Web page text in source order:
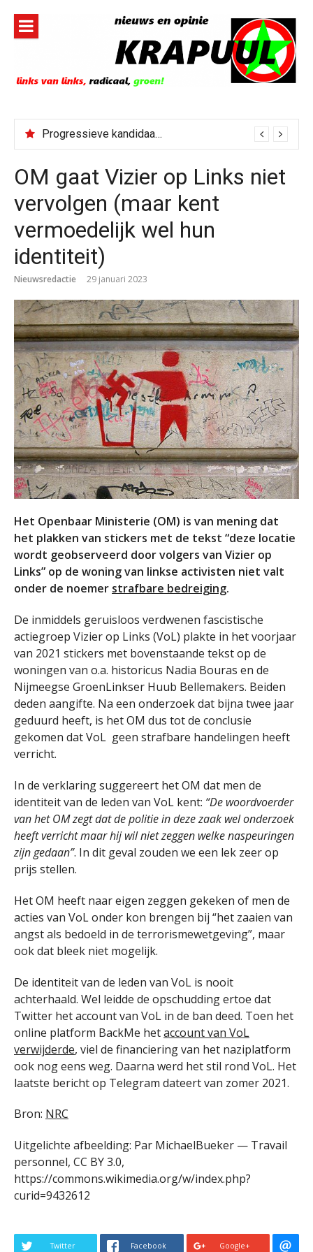
inhoud
Progressieve kandidaat El-Sayed senaatskandidaat Michigan
OM gaat Vizier op Links niet
vervolgen (maar kent
vermoedelijk wel hun
identiteit)
Nieuwsredactie 29 januari 2023
Het Openbaar Ministerie (OM) is van mening dat
het plakken van stickers met de tekst “deze locatie
wordt geobserveerd door volgers van Vizier op
Links” op de woning van linkse activisten niet valt
onder de noemer strafbare bedreiging.
De inmiddels geruisloos verdwenen fascistische
actiegroep Vizier op Links (VoL) plakte in het voorjaar
van 2021 stickers met bovenstaande tekst op de
woningen van o.a. historicus Nadia Bouras en de
Nijmeegse GroenLinkser Huub Bellemakers. Beiden
deden aangifte. Na een onderzoek dat bijna twee jaar
geduurd heeft, is het OM dus tot de conclusie
gekomen dat VoL geen strafbare handelingen heeft
verricht.
In de verklaring suggereert het OM dat men de
identiteit van de leden van VoL kent: “De woordvoerder
van het OM zegt dat de politie in deze zaak wel onderzoek
heeft verricht maar hij wil niet zeggen welke naspeuringen
zijn gedaan”. In dit geval zouden we een lek zeer op
prijs stellen.
Het OM heeft naar eigen zeggen gekeken of men de
acties van VoL onder kon brengen bij “het zaaien van
angst als bedoeld in de terrorismewetgeving”, maar
ook dat bleek niet mogelijk.
De identiteit van de leden van VoL is nooit
achterhaald. Wel leidde de opschudding ertoe dat
Twitter het account van VoL in de ban deed. Toen het
online platform BackMe hetaccount van VoL
verwijderde, viel de financiering van het naziplatform
ook nog eens weg. Daarna werd het stil rond VoL. Het
laatste bericht op Telegram dateert van zomer 2021.
Bron: NRC
Uitgelichte afbeelding: Par MichaelBueker — Travail
personnel, CC BY 3.0,
https://commons.wikimedia.org/w/index.php?
curid=9432612
Twitter Facebook Google+